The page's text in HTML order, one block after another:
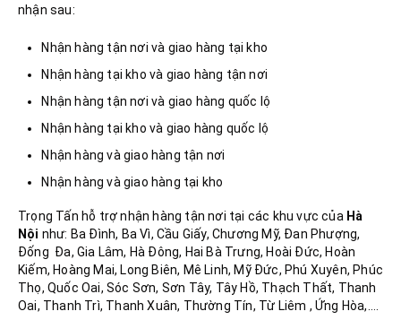
nhận sau:
Nhận hàng tận nơi và giao hàng tại kho
Nhận hàng tại kho và giao hàng tận nơi
Nhận hàng tận nơi và giao hàng quốc lộ
Nhận hàng tại kho và giao hàng quốc lộ
Nhận hàng và giao hàng tận nơi
Nhận hàng và giao hàng tại kho
Trọng Tấn hỗ trợ nhận hàng tận nơi tại các khu vực của Hà
Nội như: Ba Đình, Ba Vì, Cầu Giấy, Chương Mỹ, Đan Phượng,
Đống Đa, Gia Lâm, Hà Đông, Hai Bà Trưng, Hoài Đức, Hoàn
Kiếm, Hoàng Mai, Long Biên, Mê Linh, Mỹ Đức, Phú Xuyên, Phúc
Thọ, Quốc Oai, Sóc Sơn, Sơn Tây, Tây Hồ, Thạch Thất, Thanh
Oai, Thanh Trì, Thanh Xuân, Thường Tín, Từ Liêm , Ứng Hòa,….